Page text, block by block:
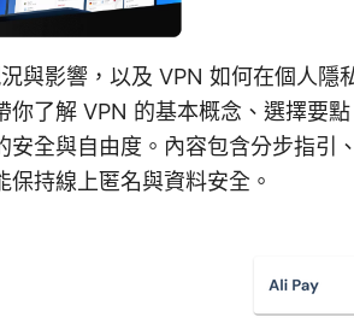
與影響，以及 VPN 如何在個人隱
你了解 VPN 的基本概念、選擇要
安全與自由度。內容包含分步指引
持線上匿名與資料安全。